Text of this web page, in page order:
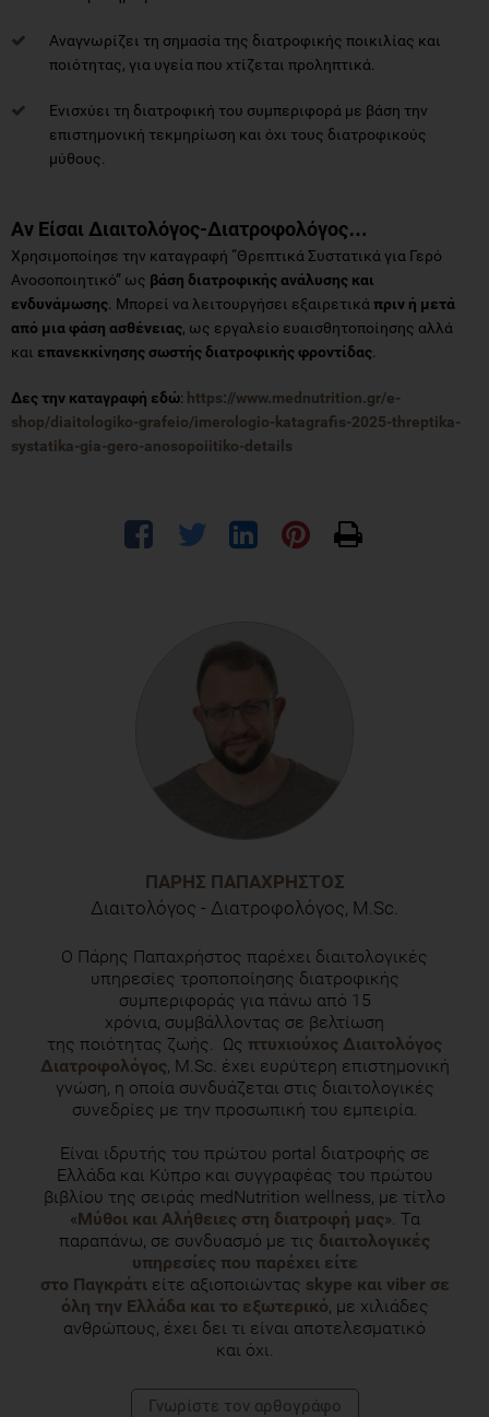
Αναγνωρίζει τη σημασία της διατροφικής ποικιλίας και
ποιότητας, για υγεία που χτίζεται προληπτικά.
Ενισχύει τη διατροφική του συμπεριφορά με βάση την
επιστημονική τεκμηρίωση και όχι τους διατροφικούς
μύθους.
Αν Είσαι Διαιτολόγος-Διατροφολόγος…
Χρησιμοποίησε την καταγραφή “Θρεπτικά Συστατικά για Γερό
Ανοσοποιητικό” ως βάση διατροφικής ανάλυσης και
ενδυνάμωσης . Μπορεί να λειτουργήσει εξαιρετικά πριν ή μετά
από μια φάση ασθένειας, ως εργαλείο ευαισθητοποίησης αλλά
και επανεκκίνησης σωστής διατροφικής φροντίδας
Δες την καταγραφή εδώ: https://www.mednutrition.gr/e-
shop/diaitologiko-grafeio/imerologio-katagrafis-2025-threptika-
systatika-gia-gero-anosopoiitiko-details
ΠΆΡΗΣ ΠΑΠΑΧΡΉΣΤΟΣ
Διαιτολόγος - Διατροφολόγος, M.Sc.
Ο Πάρης Παπαχρήστος παρέχει διαιτολογικές
υπηρεσίες τροποποίησης διατροφικής
συμπεριφοράς για πάνω από 15
χρόνια, συμβάλλοντας σε βελτίωση
της ποιότητας ζωής. Ως πτυχιούχος Διαιτολόγος
Διατροφολόγος, M.Sc. έχει ευρύτερη επιστημονική
γνώση, η οποία συνδυάζεται στις διαιτολογικές
συνεδρίες με την προσωπική του εμπειρία.
Είναι ιδρυτής του πρώτου portal διατροφής σε
Ελλάδα και Κύπρο και συγγραφέας του πρώτου
βιβλίου της σειράς medNutrition wellness, με τίτλο
«Μύθοι και Αλήθειες στη διατροφή μας». Τα
παραπάνω, σε συνδυασμό με τις διαιτολογικές
υπηρεσίες που παρέχει είτε
στο Παγκράτι είτε αξιοποιώντας skype και viber σε
όλη την Ελλάδα και το εξωτερικό , με χιλιάδες
ανθρώπους, έχει δει τι είναι αποτελεσματικό
και όχι.
Γνωρίστε τoν αρθογράφο